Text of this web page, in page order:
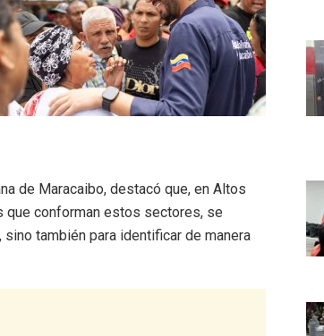
de Maracaibo, destacó que, en Altos
que conforman estos sectores, se
también para identificar de manera